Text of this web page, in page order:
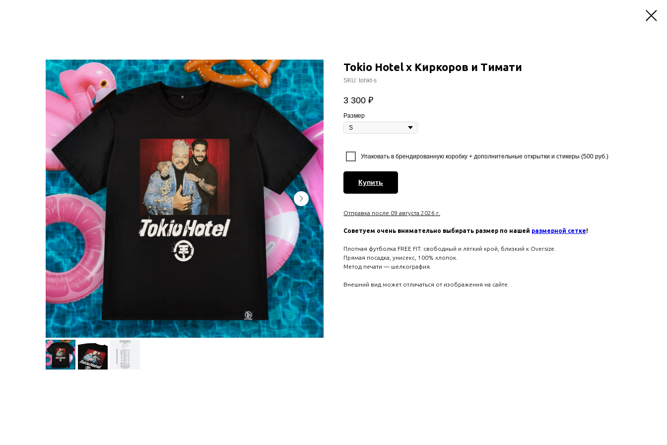
Tokio Hotel x Киркоров и Тимати
SKU: tohkt-s
3 300 ₽
Размер
Упаковать в брендированную коробку + дополнительные открытки и стикеры (500 руб.)
Купить
Отправка после 09 августа 2026 г.
Советуем очень внимательно выбирать размер по нашей размерной сетке!
Плотная футболка FREE FIT: свободный и лёгкий крой, близкий к Oversize.
Прямая посадка, унисекс, 100% хлопок.
Метод печати — шелкография.
Внешний вид может отличаться от изображения на сайте.